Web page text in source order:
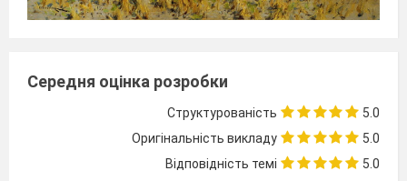
Середня оцінка розробки
Структурованість
5.0
Оригінальність викладу
5.0
Відповідність темі
5.0